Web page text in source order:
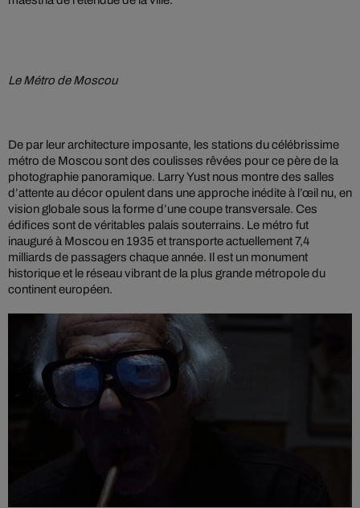
Le Métro de Moscou
De par leur architecture imposante, les stations du célébrissime
métro de Moscou sont des coulisses rêvées pour ce père de la
photographie panoramique. Larry Yust nous montre des salles
d’attente au décor opulent dans une approche inédite à l’œil nu, en
vision globale sous la forme d’une coupe transversale. Ces
édifices sont de véritables palais souterrains. Le métro fut
inauguré à Moscou en 1935 et transporte actuellement 7,4
milliards de passagers chaque année. Il est un monument
historique et le réseau vibrant de la plus grande métropole du
continent européen.